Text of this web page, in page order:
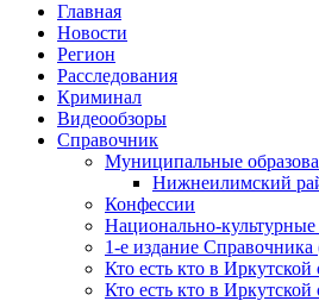
Главная
Новости
Регион
Расследования
Криминал
Видеообзоры
Справочник
Муниципальные
Нижнеилимский
Конфессии
Национально-
1-е издание Справочника
Кто есть кто в
Кто есть кто в